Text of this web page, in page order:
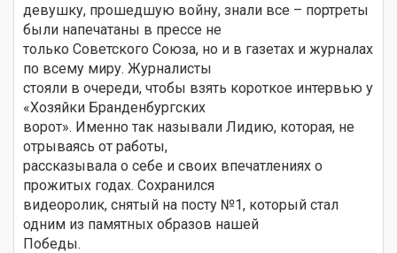
девушку, прошедшую войну, знали все – портреты
были напечатаны в прессе не
только Советского Союза, но и в газетах и журналах
по всему миру. Журналисты
стояли в очереди, чтобы взять короткое интервью у
«Хозяйки Бранденбургских
ворот». Именно так называли Лидию, которая, не
отрываясь от работы,
рассказывала о себе и своих впечатлениях о
прожитых годах. Сохранился
видеоролик, снятый на посту №1, который стал
одним из памятных образов нашей
Победы.